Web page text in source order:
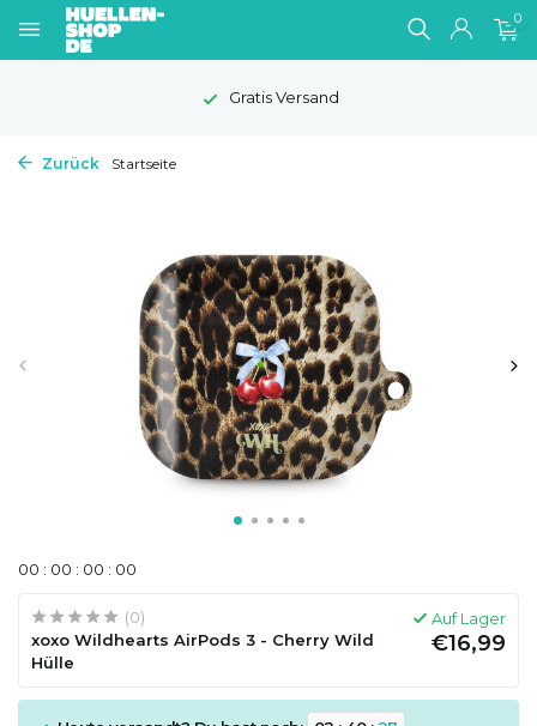
0
Gratis Versand
Zurück Startseite
00 : 00 : 00 : 00
(0)
xoxo Wildhearts AirPods 3 - Cherry Wild
Hülle
Auf Lager
€16,99